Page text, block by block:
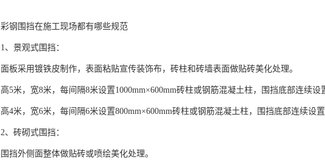
彩钢围挡在施工现场都有哪些规范
1、景观式围挡：
面板采用镀铁皮制作，表面粘贴宣传装饰布，砖柱和砖墙表面做贴砖美化处理。
高5米，宽8米，每间隔8米设置1000mm×600mm砖柱或钢筋混凝土柱，围挡底部连续设
高4米，宽6米，每间隔6米设置800mm×600mm砖柱或钢筋混凝土柱，围挡底部连续设置
2、砖砌式围挡：
围挡外侧面整体做贴砖或喷绘美化处理。